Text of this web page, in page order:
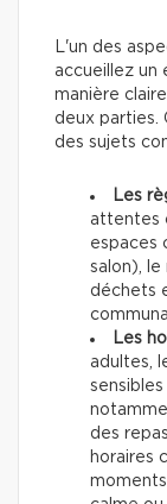
L'un des
accueillez un
manière
deux parties.
des sujets
Les
attentes
espaces
salon),
déchets
Les
adultes,
des
horaires